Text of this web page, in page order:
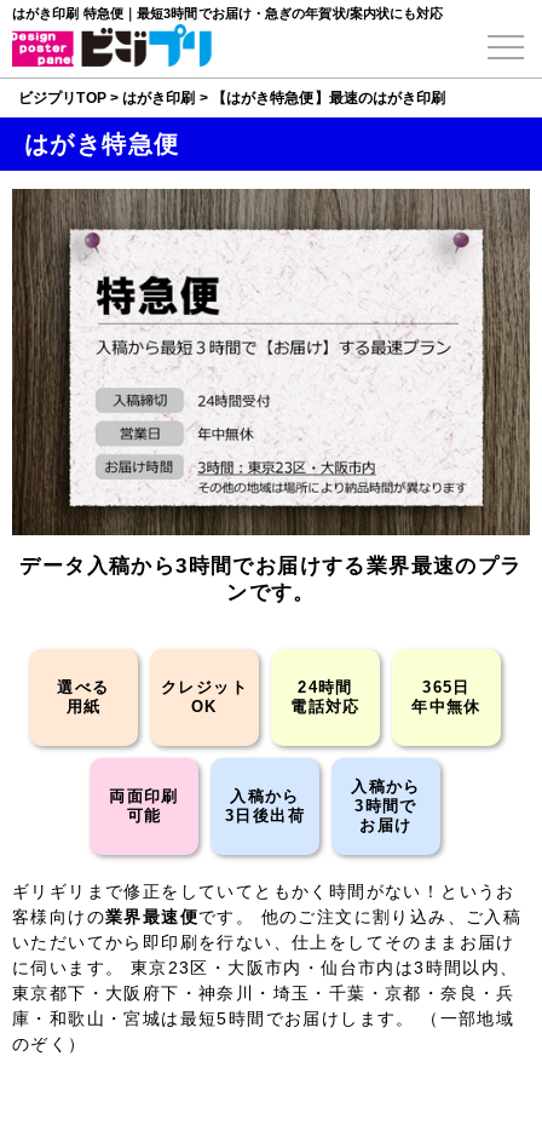
はがき印刷 特急便｜最短3時間でお届け・急ぎの年賀状/案内状にも対応
ビジプリTOP>はがき印刷 > 【はがき特急便】最速のはがき印刷
はがき特急便
データ入稿から3時間でお届けする業界最速のプラ
ンです。
選べる
用紙
クレジット
OK
24時間
電話対応
365日
年中無休
両面印刷
可能
入稿から
3日後出荷
入稿から
3時間で
お届け
ギリギリまで修正をしていてともかく時間がない！というお
客様向けの業界最速便です。 他のご注文に割り込み、ご入稿
いただいてから即印刷を行ない、仕上をしてそのままお届け
に伺います。 東京23区・大阪市内・仙台市内は3時間以内、
東京都下・大阪府下・神奈川・埼玉・千葉・京都・奈良・兵
庫・和歌山・宮城は最短5時間でお届けします。 （一部地域
のぞく）